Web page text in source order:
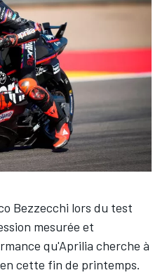
Bezzecchi lors du test
mesurée et
qu'Aprilia cherche à
cette fin de printemps.